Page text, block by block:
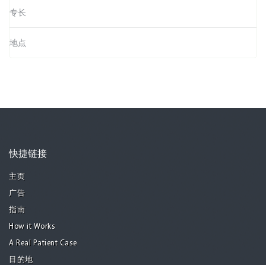
专长
地点
快捷链接
主页
广告
指南
How it Works
A Real Patient Case
目的地